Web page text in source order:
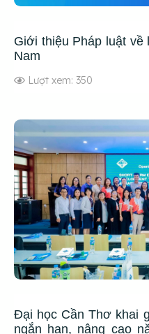
Giới thiệu Pháp luật
Nam
Lượt xem: 350
Đại học Cần Thơ khai
ngắn hạn, nâng cao